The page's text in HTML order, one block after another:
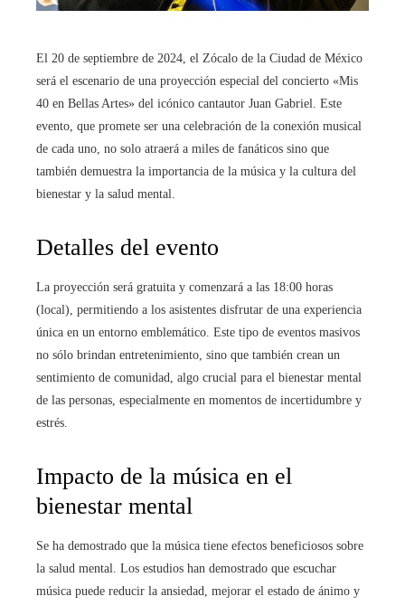
El 20 de septiembre de 2024, el Zócalo de la Ciudad de México
será el escenario de una proyección especial del concierto «Mis
40 en Bellas Artes» del icónico cantautor Juan Gabriel. Este
evento, que promete ser una celebración de la conexión musical
de cada uno, no solo atraerá a miles de fanáticos sino que
también demuestra la importancia de la música y la cultura del
bienestar y la salud mental.
Detalles del evento
La proyección será gratuita y comenzará a las 18:00 horas
(local), permitiendo a los asistentes disfrutar de una experiencia
única en un entorno emblemático. Este tipo de eventos masivos
no sólo brindan entretenimiento, sino que también crean un
sentimiento de comunidad, algo crucial para el bienestar mental
de las personas, especialmente en momentos de incertidumbre y
estrés.
Impacto de la música en el
bienestar mental
Se ha demostrado que la música tiene efectos beneficiosos sobre
la salud mental. Los estudios han demostrado que escuchar
música puede reducir la ansiedad, mejorar el estado de ánimo y